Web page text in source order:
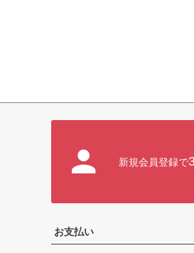
新規会員登録で
お支払い